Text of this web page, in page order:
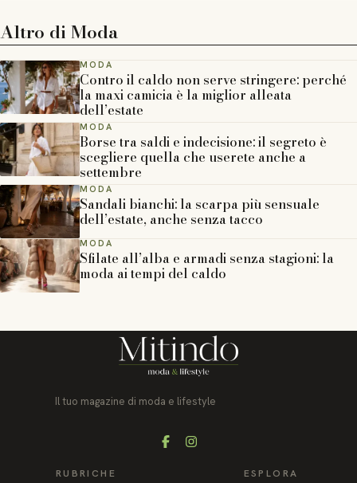
Altro di Moda
MODA
Contro il caldo non serve stringere: perché
la maxi camicia è la miglior alleata
dell’estate
MODA
Borse tra saldi e indecisione: il segreto è
scegliere quella che userete anche a
settembre
MODA
Sandali bianchi: la scarpa più sensuale
dell’estate, anche senza tacco
MODA
Sfilate all’alba e armadi senza stagioni: la
moda ai tempi del caldo
Il tuo magazine di moda e lifestyle
FacebookInstagram
RUBRICHE ESPLORA